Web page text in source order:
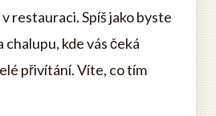
restauraci. Spíš jako byste
chalupu, kde vás čeká
přivítání. Víte, co tím